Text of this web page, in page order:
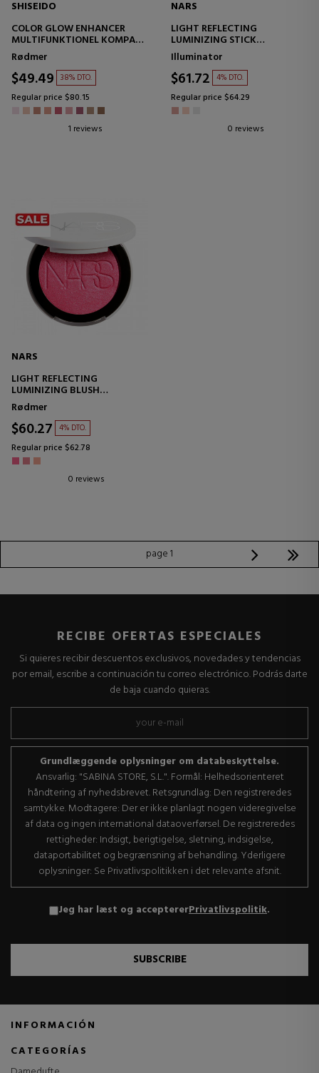
SHISEIDO
COLOR GLOW ENHANCER
MULTIFUNKTIONEL KOMPAKT
PUDDER
Rødmer
$49.49 38% DTO.
Regular price $80.15
1 reviews
NARS
LIGHT REFLECTING
LUMINIZING STICK
MULTIFUNKTIONEL LYSPIND
Illuminator
$61.72 4% DTO.
Regular price $64.29
0 reviews
NARS
LIGHT REFLECTING
LUMINIZING BLUSH
LYSENDE PUDDERBLUSH
Rødmer
$60.27 4% DTO.
Regular price $62.78
0 reviews
page 1
RECIBE OFERTAS ESPECIALES
Si quieres recibir descuentos exclusivos, novedades y tendencias
por email, escribe a continuación tu correo electrónico. Podrás darte
de baja cuando quieras.
Grundlæggende oplysninger om databeskyttelse.
Ansvarlig: "SABINA STORE, S.L.". Formål: Helhedsorienteret
håndtering af nyhedsbrevet. Retsgrundlag: Den registreredes
samtykke. Modtagere: Der er ikke planlagt nogen videregivelse
af data og ingen international dataoverførsel. De registreredes
rettigheder: Indsigt, berigtigelse, sletning, indsigelse,
dataportabilitet og begrænsning af behandling. Yderligere
oplysninger: Se Privatlivspolitikken i det relevante afsnit.
Jeg har læst og acceptererPrivatlivspolitik.
SUBSCRIBE
INFORMACIÓN
CATEGORÍAS